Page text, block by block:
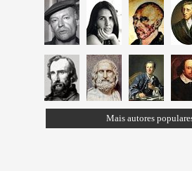
Mais autores